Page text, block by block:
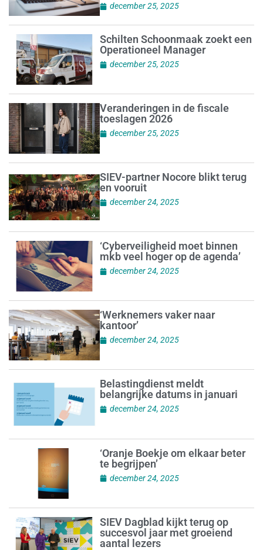
december 25, 2025
Schilten Schoonmaak zoekt een
Operationeel Manager
december 25, 2025
Veranderingen in de fiscale
toeslagen 2026
december 25, 2025
SIEV-partner Nocore blikt terug
en vooruit
december 24, 2025
‘Cyberveiligheid moet binnen
mkb veel hoger op de agenda’
december 24, 2025
‘Werknemers vaker naar
kantoor’
december 24, 2025
Belastingdienst meldt
belangrijke datums in januari
december 24, 2025
‘Oranje Boekje om elkaar beter
te begrijpen’
december 24, 2025
SIEV Dagblad kijkt terug op
succesvol jaar met groeiend
aantal lezers